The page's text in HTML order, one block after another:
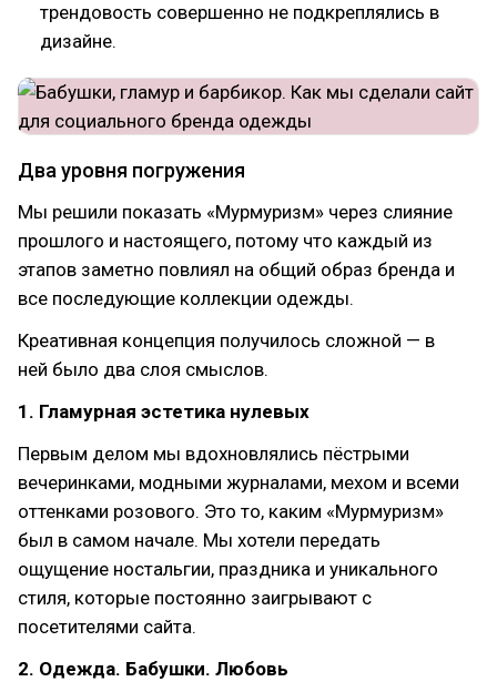
трендовость совершенно не подкреплялись в
дизайне.
Два уровня погружения
Мы решили показать «Мурмуризм» через слияние
прошлого и настоящего, потому что каждый из
этапов заметно повлиял на общий образ бренда и
все последующие коллекции одежды.
Креативная концепция получилось сложной — в
ней было два слоя смыслов.
1. Гламурная эстетика нулевых
Первым делом мы вдохновлялись пёстрыми
вечеринками, модными журналами, мехом и всеми
оттенками розового. Это то, каким «Мурмуризм»
был в самом начале. Мы хотели передать
ощущение ностальгии, праздника и уникального
стиля, которые постоянно заигрывают с
посетителями сайта.
2. Одежда. Бабушки. Любовь